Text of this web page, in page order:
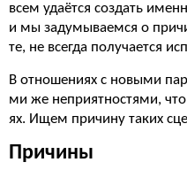
всем удаётся создать
и мы задумываемся о
те, не всегда получается
В отношениях с новыми
ми же неприятностями,
ях. Ищем причину таких
Причины